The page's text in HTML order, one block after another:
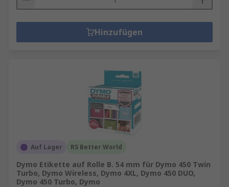
Hinzufügen
Auf Lager RS Better World
Dymo Etikette auf Rolle B. 54 mm für Dymo 450 Twin
Turbo, Dymo Wireless, Dymo 4XL, Dymo 450 DUO,
Dymo 450 Turbo, Dymo